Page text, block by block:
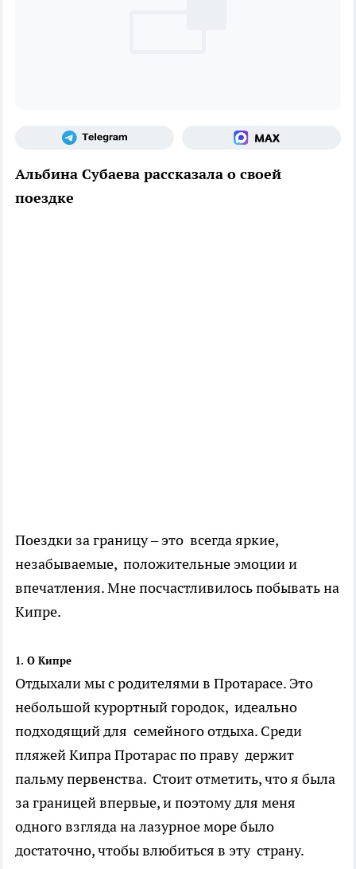
Альбина Субаева рассказала о своей
поездке
Поездки за границу – это всегда яркие,
незабываемые, положительные эмоции и
впечатления. Мне посчастливилось побывать на
Кипре.
1. О Кипре
Отдыхали мы с родителями в Протарасе. Это
небольшой курортный городок, идеально
подходящий для семейного отдыха. Среди
пляжей Кипра Протарас по праву держит
пальму первенства. Стоит отметить, что я была
за границей впервые, и поэтому для меня
одного взгляда на лазурное море было
достаточно, чтобы влюбиться в эту страну.